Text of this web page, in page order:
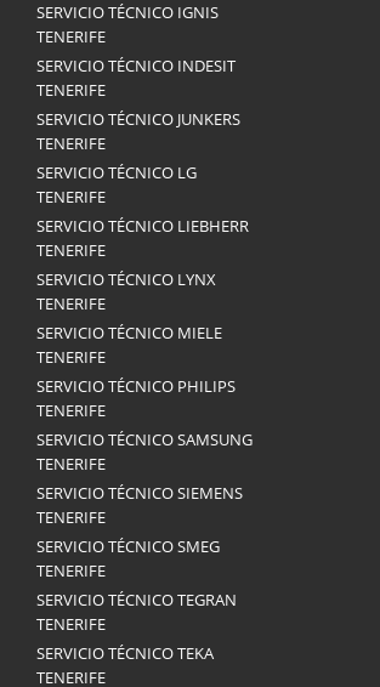
SERVICIO TÉCNICO IGNIS
TENERIFE
SERVICIO TÉCNICO INDESIT
TENERIFE
SERVICIO TÉCNICO JUNKERS
TENERIFE
SERVICIO TÉCNICO LG
TENERIFE
SERVICIO TÉCNICO LIEBHERR
TENERIFE
SERVICIO TÉCNICO LYNX
TENERIFE
SERVICIO TÉCNICO MIELE
TENERIFE
SERVICIO TÉCNICO PHILIPS
TENERIFE
SERVICIO TÉCNICO SAMSUNG
TENERIFE
SERVICIO TÉCNICO SIEMENS
TENERIFE
SERVICIO TÉCNICO SMEG
TENERIFE
SERVICIO TÉCNICO TEGRAN
TENERIFE
SERVICIO TÉCNICO TEKA
TENERIFE